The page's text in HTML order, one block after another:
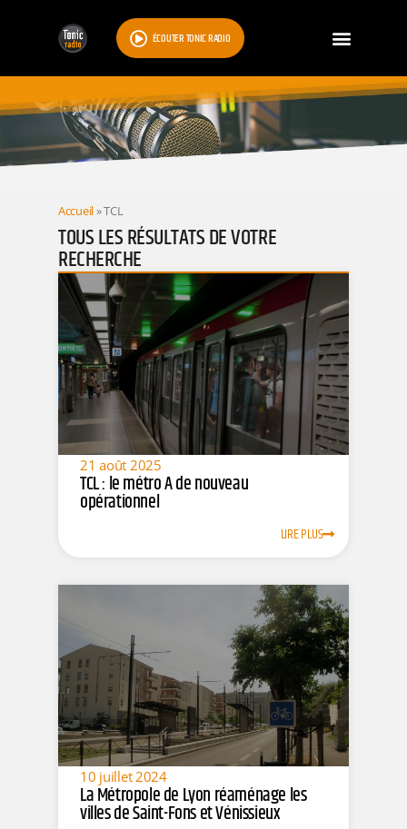
ÉCOUTER TONIC RADIO
RESULTATS
Accueil»TCL
TOUS LES RÉSULTATS DE VOTRE
RECHERCHE
21 août 2025
TCL : le métro A de nouveau
opérationnel
LIRE PLUS
10 juillet 2024
La Métropole de Lyon réaménage les
villes de Saint-Fons et Vénissieux